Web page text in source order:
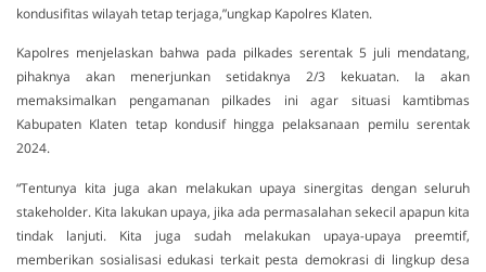
kondusifitas wilayah tetap terjaga,”ungkap Kapolres Klaten.
Kapolres menjelaskan bahwa pada pilkades serentak 5 juli mendatang,
pihaknya akan menerjunkan setidaknya 2/3 kekuatan. Ia akan
memaksimalkan pengamanan pilkades ini agar situasi kamtibmas
Kabupaten Klaten tetap kondusif hingga pelaksanaan pemilu serentak
2024.
“Tentunya kita juga akan melakukan upaya sinergitas dengan seluruh
stakeholder. Kita lakukan upaya, jika ada permasalahan sekecil apapun kita
tindak lanjuti. Kita juga sudah melakukan upaya-upaya preemtif,
memberikan sosialisasi edukasi terkait pesta demokrasi di lingkup desa